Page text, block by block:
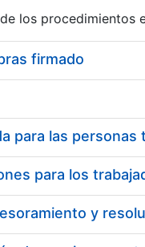
los procedimientos
firmado